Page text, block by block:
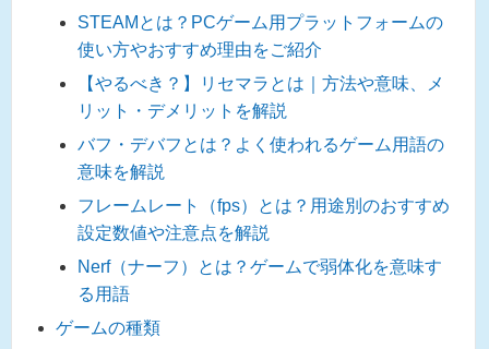
STEAMとは？PCゲーム用プラットフォームの
使い方やおすすめ理由をご紹介
【やるべき？】リセマラとは｜方法や意味、メ
リット・デメリットを解説
バフ・デバフとは？よく使われるゲーム用語の
意味を解説
フレームレート（fps）とは？用途別のおすすめ
設定数値や注意点を解説
Nerf（ナーフ）とは？ゲームで弱体化を意味す
る用語
ゲームの種類